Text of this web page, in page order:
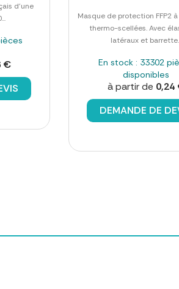
d'une
€
Masque de protection FFP2
thermo-scellées. Avec
latéraux et
En stock : 33302
disponibles
à partir de 0,24
DEMANDE DE